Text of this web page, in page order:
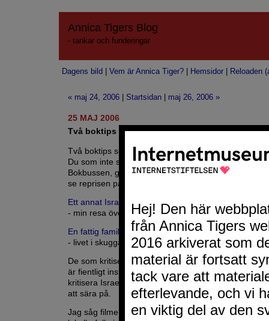
Annica Tigers Blog
- tankar och funderingar
Dagens bild Vem är Annica Tiger? Hemsidor Reloaden
« maj 24, 2006 Startsidan maj 26, 2006 »
25 MAJ 2006
Två boktips taget från Bokbussen 23 maj
Två boktips som jag snappade upp via programmet
Du som inte såg det programmet den 23 maj eller
Bokbussen, gör ett undantag och kolla in det via
se reprisen på lördag i 2:an 11.00.
Ett annat Israel
- min resa över den judisk-arabiska gränsen av
En fattig familjs hem tar bara fem minuter att riva
- livet i skuggan av konflikten av Pernilla Ahlsén
De som kritiserar Israel brukar ofta kallas antisemit
är fientligt inställd till judar). Men det är inte korrekt.
kritisera Israel på andra grunder, men det verkar en
att sära på.
Jag såg filmen Checkpoint och förfärades över hur